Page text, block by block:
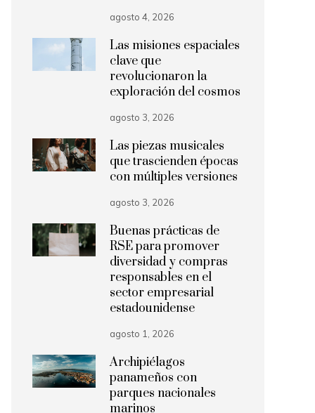
agosto 4, 2026
Las misiones espaciales
clave que
revolucionaron la
exploración del cosmos
agosto 3, 2026
Las piezas musicales
que trascienden épocas
con múltiples versiones
agosto 3, 2026
Buenas prácticas de
RSE para promover
diversidad y compras
responsables en el
sector empresarial
estadounidense
agosto 1, 2026
Archipiélagos
panameños con
parques nacionales
marinos